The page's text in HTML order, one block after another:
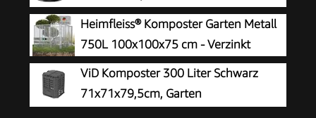
Thermokomposter HDPE-Kunststoff
Kompostierer korrosionsbeständig
hitzebeständig Kompostbehälter
Kompostierung für Reduzierung des Hausmülls
Heimfleiss® Komposter Garten Metall
750L 100x100x75 cm - Verzinkt
ViD Komposter 300 Liter Schwarz
71x71x79,5cm, Garten